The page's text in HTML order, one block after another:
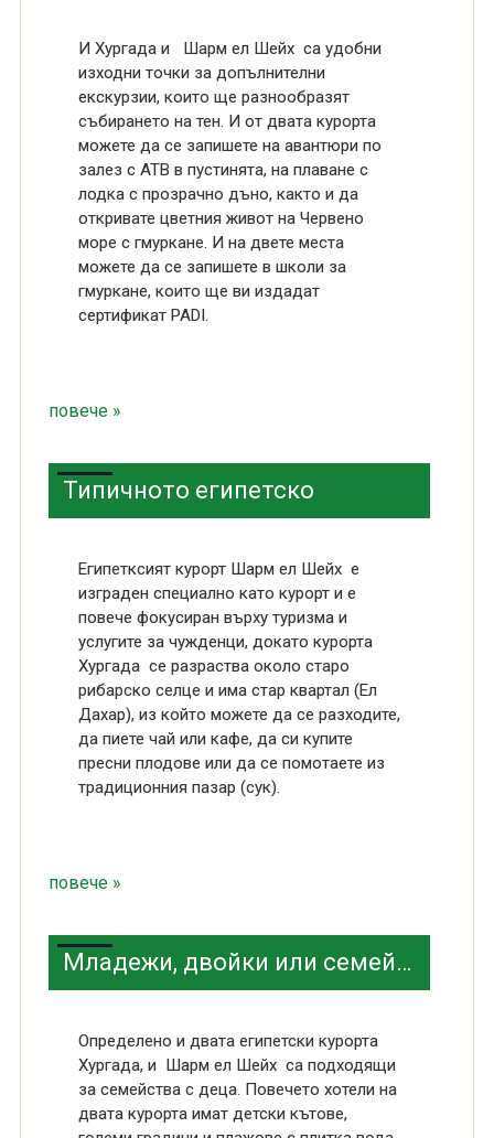
И Хургада и Шарм ел Шейх са удобни
изходни точки за допълнителни
екскурзии, които ще разнообразят
събирането на тен. И от двата курорта
можете да се запишете на авантюри по
залез с АТВ в пустинята, на плаване с
лодка с прозрачно дъно, както и да
откривате цветния живот на Червено
море с гмуркане. И на двете места
можете да се запишете в школи за
гмуркане, които ще ви издадат
сертификат PADI.
повече »
Типичното египетско
Египетксият курорт Шарм ел Шейх е
изграден специално като курорт и е
повече фокусиран върху туризма и
услугите за чужденци, докато курорта
Хургада се разраства около старо
рибарско селце и има стар квартал (Ел
Дахар), из който можете да се разходите,
да пиете чай или кафе, да си купите
пресни плодове или да се помотаете из
традиционния пазар (сук).
повече »
Младежи, двойки или семейства с деца?
Определено и двата египетски курорта
Хургада, и Шарм ел Шейх са подходящи
за семейства с деца. Повечето хотели на
двата курорта имат детски кътове,